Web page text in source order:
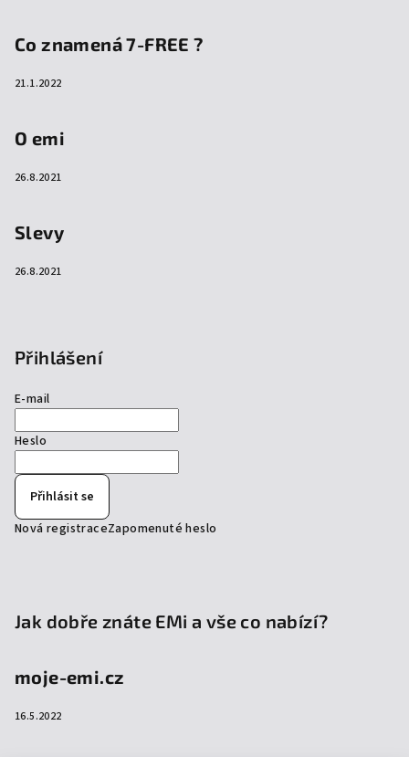
Co znamená 7-FREE ?
21.1.2022
O emi
26.8.2021
Slevy
26.8.2021
Přihlášení
E-mail
Heslo
Přihlásit se
Nová registraceZapomenuté heslo
Jak dobře znáte EMi a vše co nabízí?
moje-emi.cz
16.5.2022